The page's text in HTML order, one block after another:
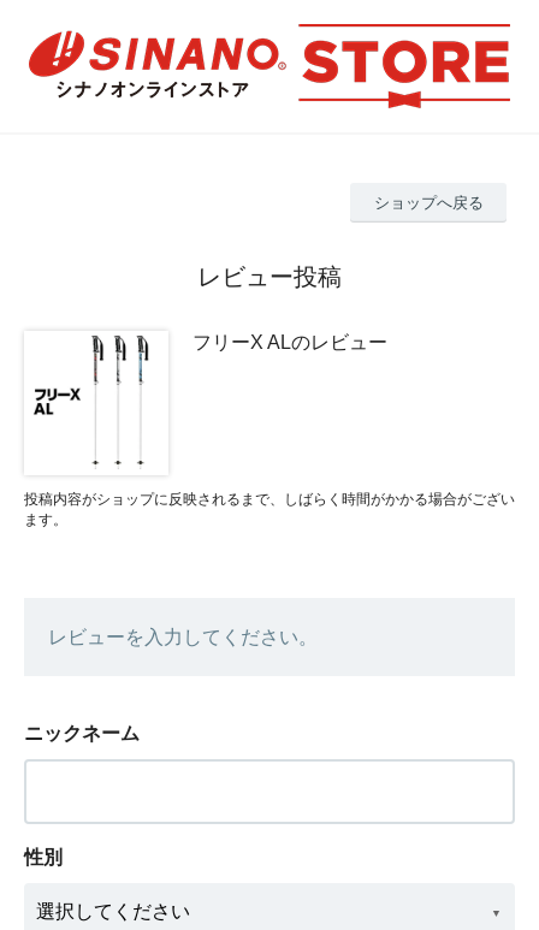
ショップへ戻る
レビュー投稿
フリーX ALのレビュー
投稿内容がショップに反映されるまで、しばらく時間がかかる場合がござい
ます。
レビューを入力してください。
ニックネーム
性別